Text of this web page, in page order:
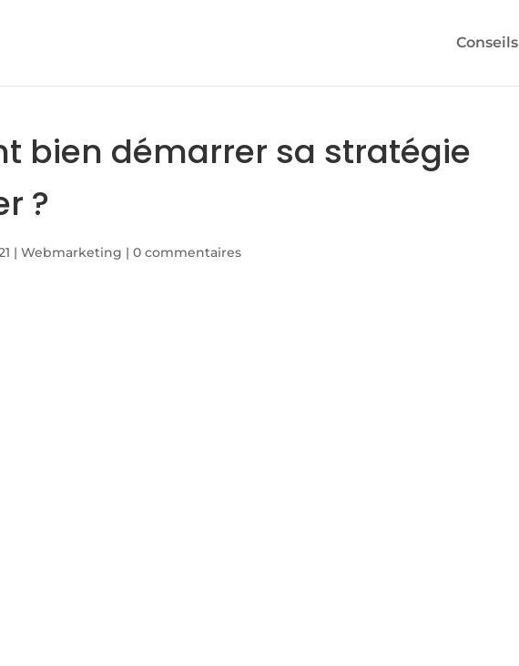
Conseils
bien démarrer sa stratégie
?
|Webmarketing |0 commentaires